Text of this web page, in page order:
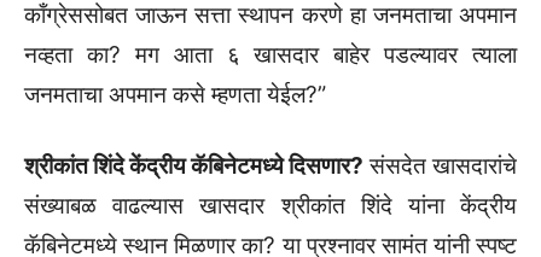
काँग्रेससोबत जाऊन सत्ता स्थापन करणे हा जनमताचा अपमान
नव्हता का? मग आता ६ खासदार बाहेर पडल्यावर त्याला
जनमताचा अपमान कसे म्हणता येईल?”
श्रीकांत शिंदे केंद्रीय कॅबिनेटमध्ये दिसणार? संसदेत खासदारांचे
संख्याबळ वाढल्यास खासदार श्रीकांत शिंदे यांना केंद्रीय
कॅबिनेटमध्ये स्थान मिळणार का? या प्रश्नावर सामंत यांनी स्पष्ट